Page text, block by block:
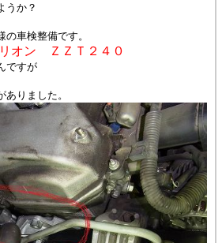
うか？
車検整備です。
オン ＺＺＴ２４０
ですが
ありました。